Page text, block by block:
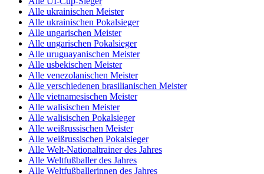
Alle ukrainischen Meister
Alle ukrainischen Pokalsieger
Alle ungarischen Meister
Alle ungarischen Pokalsieger
Alle uruguayanischen Meister
Alle usbekischen Meister
Alle venezolanischen Meister
Alle verschiedenen brasilianischen Meister
Alle vietnamesischen Meister
Alle walisischen Meister
Alle walisischen Pokalsieger
Alle weißrussischen Meister
Alle weißrussischen Pokalsieger
Alle Welt-Nationaltrainer des Jahres
Alle Weltfußballer des Jahres
Alle Weltfußballerinnen des Jahres